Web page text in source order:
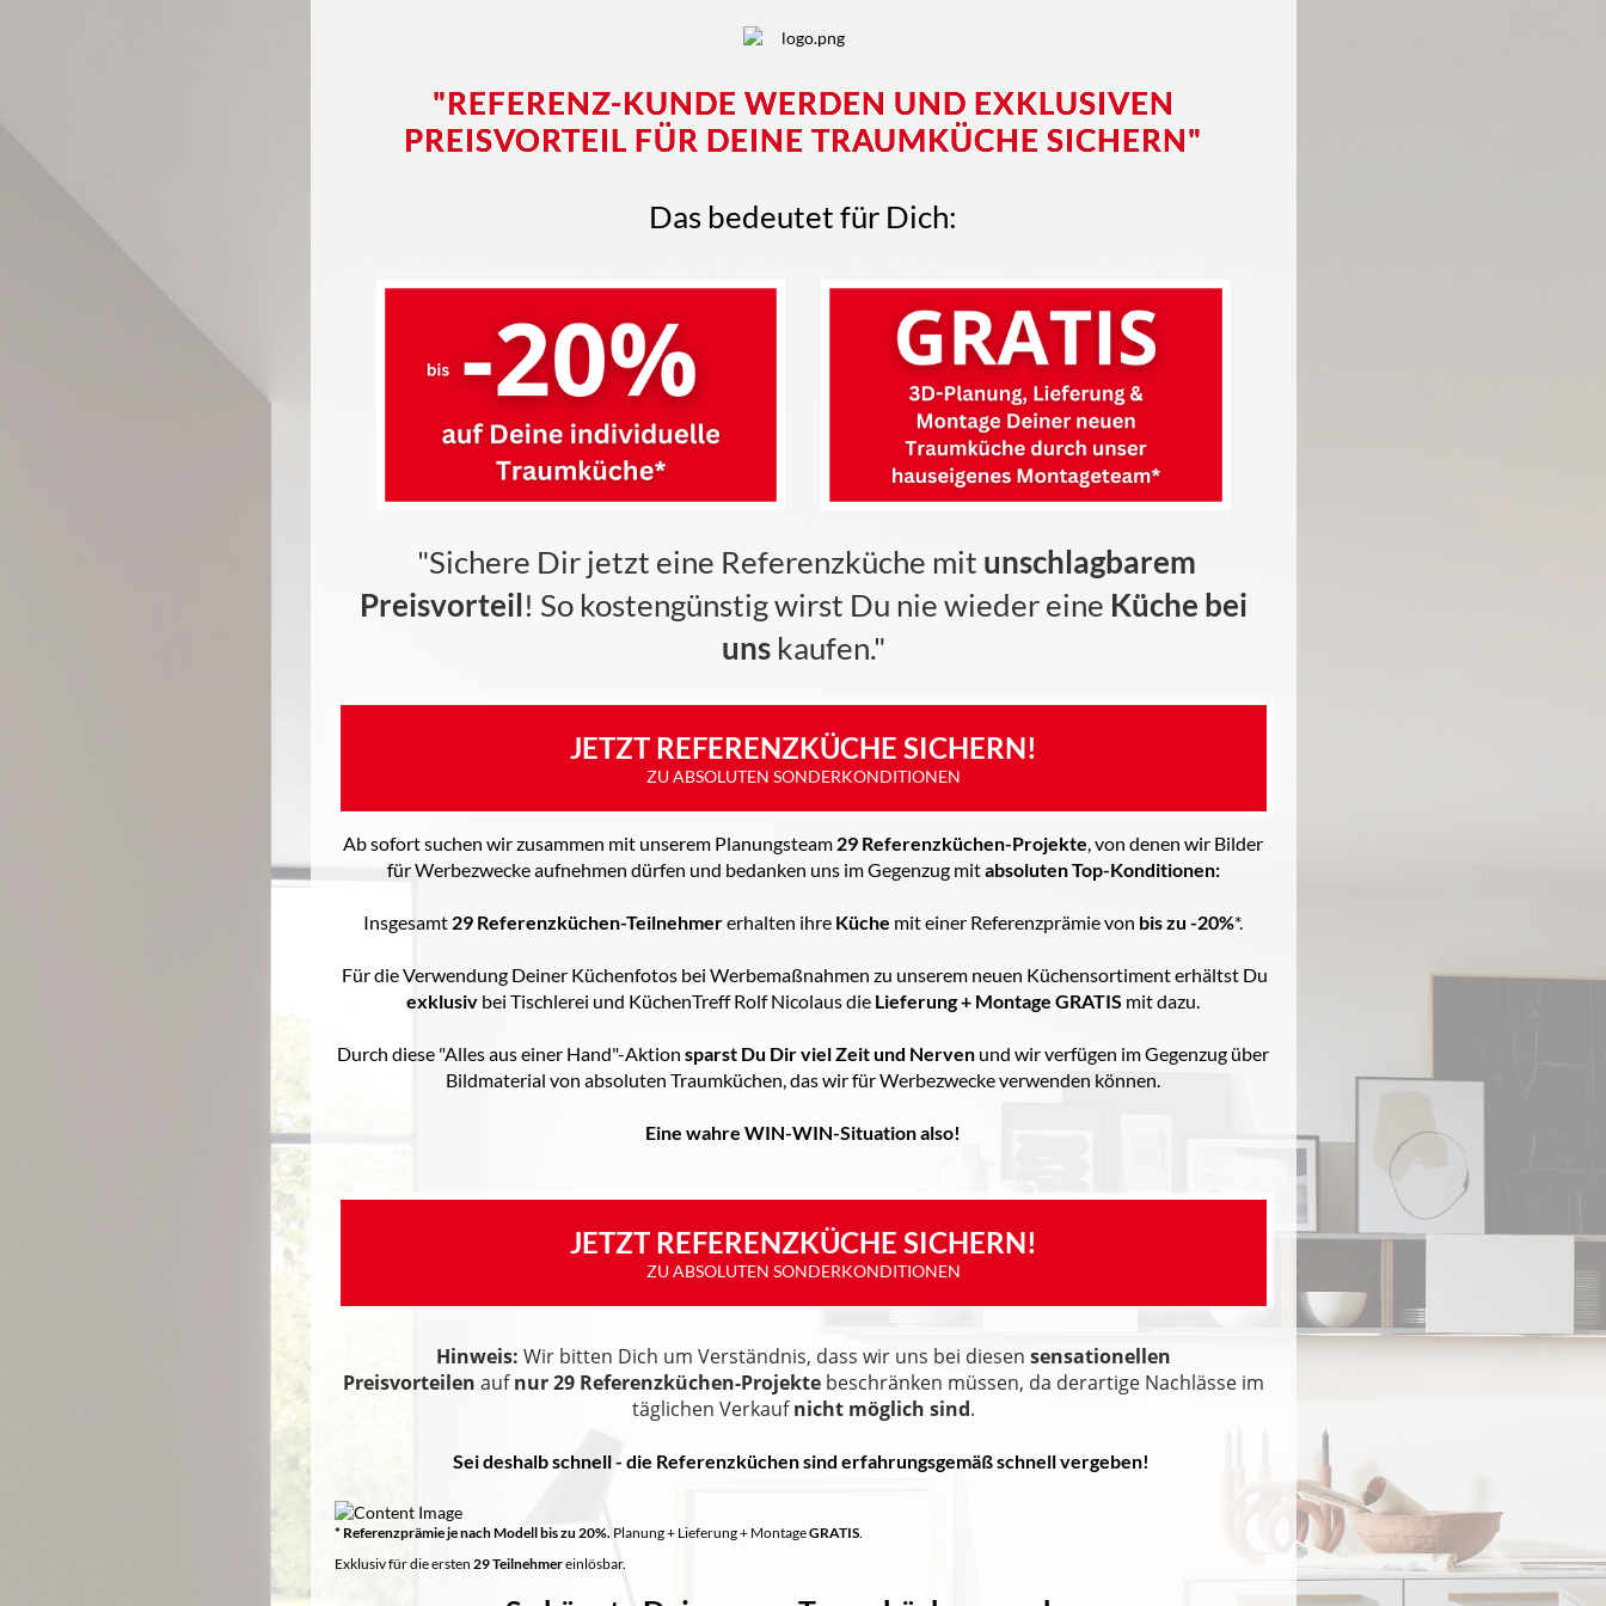
"REFERENZ-KUNDE WERDEN UND EXKLUSIVEN
PREISVORTEIL FÜR DEINE TRAUMKÜCHE SICHERN"
Das bedeutet für Dich:
"Sichere Dir jetzt eine Referenzküche mit unschlagbarem
Preisvorteil! So kostengünstig wirst Du nie wieder eine Küche bei
unskaufen."
JETZT REFERENZKÜCHE SICHERN!
ZU ABSOLUTEN SONDERKONDITIONEN
Ab sofort suchen wir zusammen mit unserem Planungsteam 29 Referenzküchen-Projekte , von denen wir Bilder
für Werbezwecke aufnehmen dürfen und bedanken uns im Gegenzug mitabsoluten Top-Konditionen:
Insgesamt 29 Referenzküchen-Teilnehmererhalten ihre Küche mit einer Referenzprämie von bis zu -20%*.
Für die Verwendung Deiner Küchenfotos bei Werbemaßnahmen zu unserem neuen Küchensortiment erhältst Du
exklusiv bei Tischlerei und KüchenTreff Rolf Nicolaus die Lieferung + Montage GRATIS mit dazu.
Durch diese "Alles aus einer Hand"-Aktion sparst Du Dir viel Zeit und Nerven und wir verfügen im Gegenzug über
Bildmaterial von absoluten Traumküchen, das wir für Werbezwecke verwenden können.
Eine wahre WIN-WIN-Situation also!
JETZT REFERENZKÜCHE SICHERN!
ZU ABSOLUTEN SONDERKONDITIONEN
Hinweis: Wir bitten Dich um Verständnis, dass wir uns bei diesen sensationellen
Preisvorteilen aufnur 29 Referenzküchen-Projektebeschränken müssen, da derartige Nachlässe im
täglichen Verkaufnicht möglich sind.
Sei deshalb schnell - die Referenzküchen sind erfahrungsgemäßschnell vergeben!
* Referenzprämie je nach Modell bis zu 20%. Planung + Lieferung + MontageGRATIS.
Exklusiv für die ersten 29 Teilnehmereinlösbar.